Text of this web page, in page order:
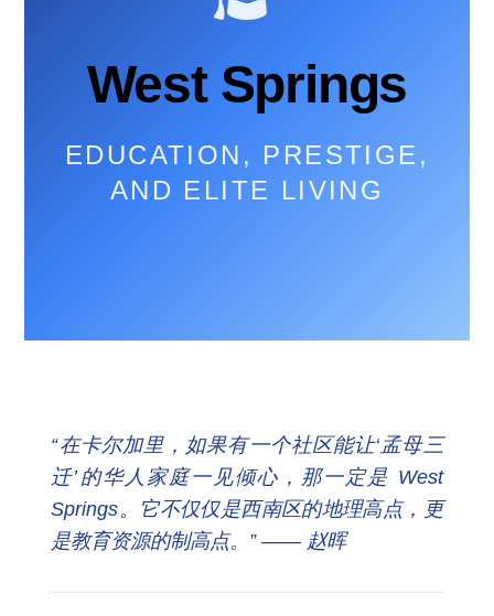
West Springs
EDUCATION, PRESTIGE,
AND ELITE LIVING
“在卡尔加里，如果有一个社区能让‘孟母三
迁’的华人家庭一见倾心，那一定是 West
Springs。它不仅仅是西南区的地理高点，更
是教育资源的制高点。” —— 赵晖